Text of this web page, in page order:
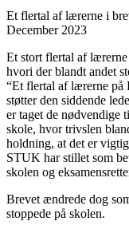
Et flertal af lærerne i
December 2023
Et stort flertal af lærerne
hvori der blandt andet
“Et flertal af lærerne på
støtter den siddende
er taget de nødvendige
skole, hvor trivslen
holdning, at det er
STUK har stillet som
skolen og
Brevet ændrede dog
stoppede på skolen.